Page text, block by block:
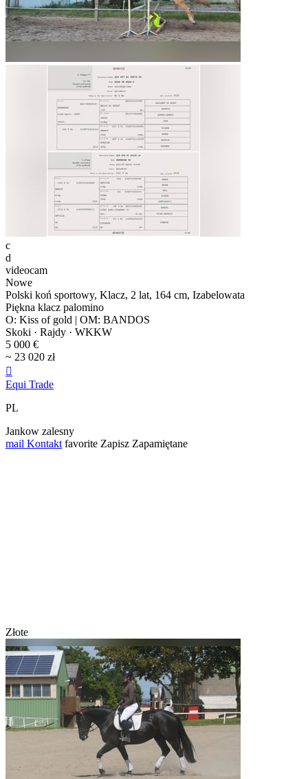
c
d
videocam
Nowe
Polski koń sportowy, Klacz, 2 lat, 164 cm, Izabelowata
Piękna klacz palomino
O: Kiss of gold | OM: BANDOS
Skoki · Rajdy · WKKW
5 000 €
~ 23 020 zł

Equi Trade
PL
Jankow zalesny
mail Kontakt favorite Zapisz Zapamiętane
Złote